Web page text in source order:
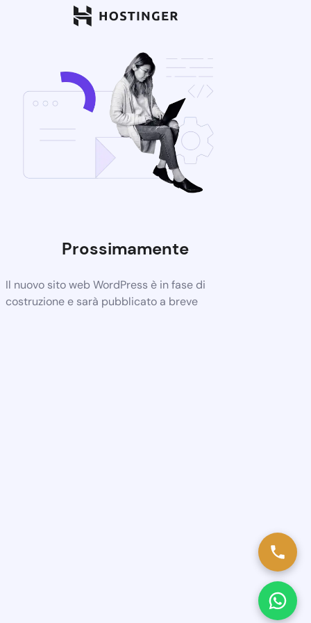
Prossimamente
Il nuovo sito web WordPress è in fase di
costruzione e sarà pubblicato a breve